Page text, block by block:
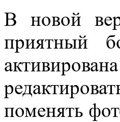
В новой
приятный
поменять